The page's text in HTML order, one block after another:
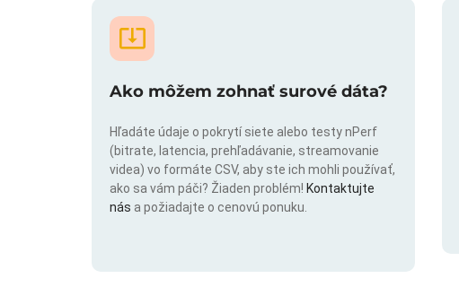
Ako môžem zohnať surové dáta?
Hľadáte údaje o pokrytí siete alebo testy nPerf
(bitrate, latencia, prehľadávanie, streamovanie
videa) vo formáte CSV, aby ste ich mohli používať,
ako sa vám páči? Žiaden problém! Kontaktujte
nás a požiadajte o cenovú ponuku.